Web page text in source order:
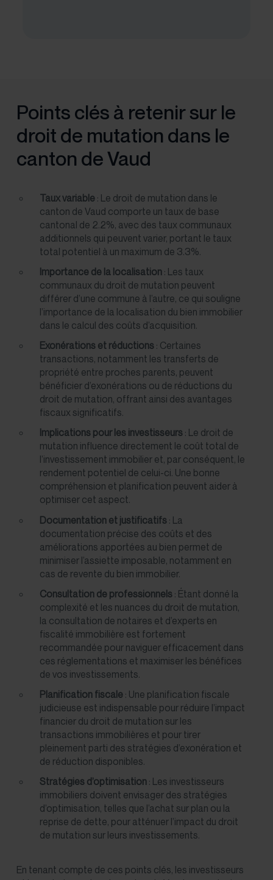
Points clés à retenir sur le
droit de mutation dans le
canton de Vaud
Taux variable: Le droit de mutation dans le
canton de Vaud comporte un taux de base
cantonal de 2.2%, avec des taux communaux
additionnels qui peuvent varier, portant le taux
total potentiel à un maximum de 3.3%.
Importance de la localisation: Les taux
communaux du droit de mutation peuvent
différer d’une commune à l’autre, ce qui souligne
l’importance de la localisation du bien immobilier
dans le calcul des coûts d’acquisition.
Exonérations et réductions: Certaines
transactions, notamment les transferts de
propriété entre proches parents, peuvent
bénéficier d’exonérations ou de réductions du
droit de mutation, offrant ainsi des avantages
fiscaux significatifs.
Implications pour les investisseurs: Le droit de
mutation influence directement le coût total de
l’investissement immobilier et, par conséquent, le
rendement potentiel de celui-ci. Une bonne
compréhension et planification peuvent aider à
optimiser cet aspect.
Documentation et justificatifs: La
documentation précise des coûts et des
améliorations apportées au bien permet de
minimiser l’assiette imposable, notamment en
cas de revente du bien immobilier.
Consultation de professionnels: Étant donné la
complexité et les nuances du droit de mutation,
la consultation de notaires et d’experts en
fiscalité immobilière est fortement
recommandée pour naviguer efficacement dans
ces réglementations et maximiser les bénéfices
de vos investissements.
Planification fiscale: Une planification fiscale
judicieuse est indispensable pour réduire l’impact
financier du droit de mutation sur les
transactions immobilières et pour tirer
pleinement parti des stratégies d’exonération et
de réduction disponibles.
Stratégies d’optimisation: Les investisseurs
immobiliers doivent envisager des stratégies
d’optimisation, telles que l’achat sur plan ou la
reprise de dette, pour atténuer l’impact du droit
de mutation sur leurs investissements.
En tenant compte de ces points clés, les investisseurs